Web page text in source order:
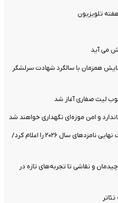
تلویزیون
می آید
همزمان با سالگرد شهادت سرلشگر
لیث صفاری آغاز شد
و امن موزه‌ای نگهداری خواهند شد
جشنواره جهانی معماری فهرست نهایی نامزدهای سال ۲۰۲۶ را اعلام کرد/
و نقاشی تا تجربه‌های تازه در